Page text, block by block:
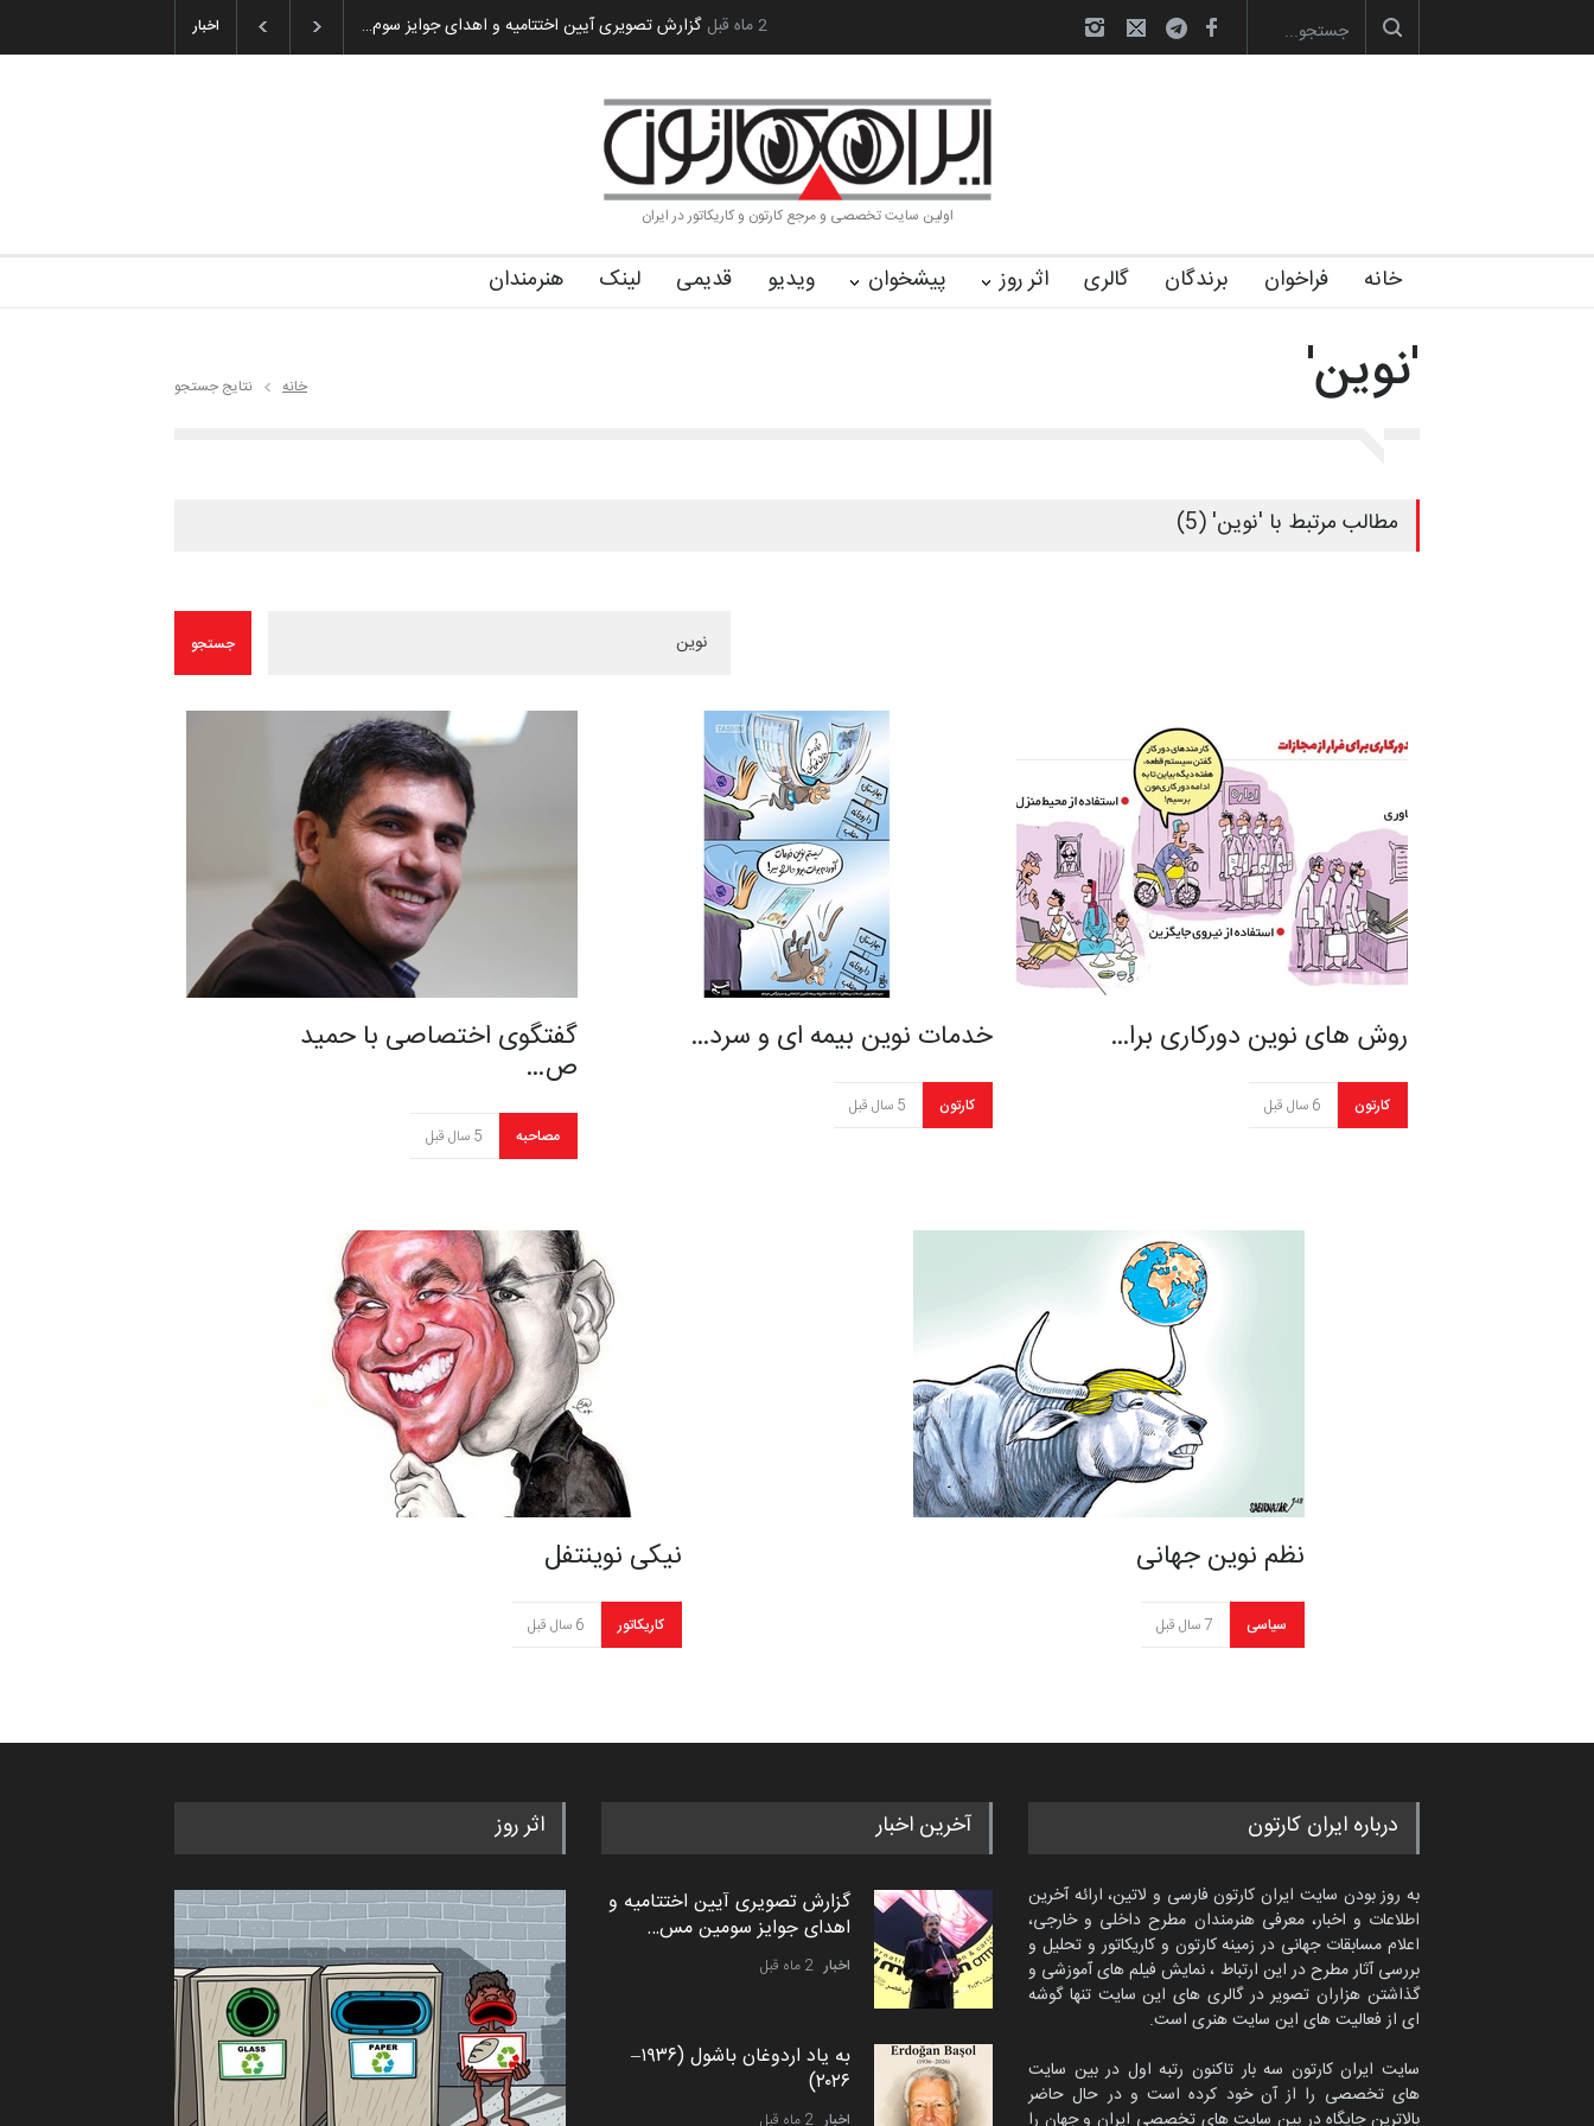
اخبار گزارش تصویری آیین اختتامیه و اهدای جوایز سوم… رویداد کارگاهی کارتون و پوستر «ایران سربلند»… تخصصی فصل تابستان 1405 خانه کا… 2 ماه قبل
اولین سایت تخصصی و مرجع کارتون و کاریکاتور در ایران
خانه فراخوان برندگان گالری اثر روز پیشخوان ویدیو قدیمی لینک هنرمندان
'نوین' خانه نتایج جستجو
مطالب مرتبط با 'نوین' (5)
گفتگوی اختصاصی با حمید
ص…
مصاحبه 5 سال قبل
خدمات نوین بیمه ای و سرد…
کارتون 5 سال قبل
روش های نوین دورکاری برا…
کارتون 6 سال قبل
نیکی نوینتفل
کاریکاتور 6 سال قبل
نظم نوین جهانی
سیاسی 7 سال قبل
درباره ایران کارتون
به روز بودن سایت ایران کارتون فارسی و لاتین، ارائه آخرین
اطلاعات و اخبار، معرفی هنرمندان مطرح داخلی و خارجی،
اعلام مسابقات جهانی در زمینه کارتون و کاریکاتور و تحلیل و
بررسی آثار مطرح در این ارتباط ، نمایش فیلم های آموزشی و
گذاشتن هزاران تصویر در گالری های این سایت تنها گوشه
ای از فعالیت های این سایت هنری است.
سایت ایران کارتون سه بار تاکنون رتبه اول در بین سایت
های تخصصی را از آن خود کرده است و در حال حاضر
بالاترین جایگاه در بین سایت های تخصصی ایران و جهان را
آخرین اخبار
گزارش تصویری آیین اختتامیه و
اهدای جوایز سومین مس…
اخبار 2 ماه قبل
به یاد اردوغان باشول (۱۹۳۶–
۲۰۲۶)
اخبار 2 ماه قبل
اثر روز